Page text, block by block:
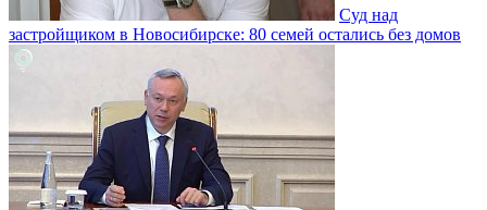
Суд над
застройщиком в Новосибирске: 80 семей остались без домов